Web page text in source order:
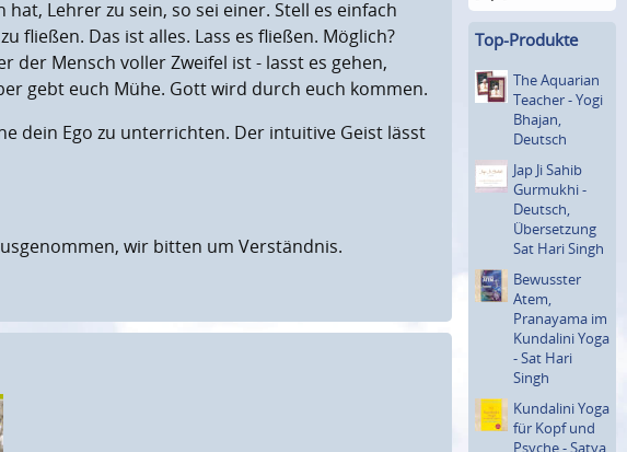
Lehrer zu sein, so sei einer. Stell es einfach
fließen. Das ist alles. Lass es fließen. Möglich?
der Mensch voller Zweifel ist - lasst es gehen,
gebt euch Mühe. Gott wird durch euch kommen.
dein Ego zu unterrichten. Der intuitive Geist lässt
wir bitten um Verständnis.
Top-Produkte
The Aquarian
Teacher - Yogi
Bhajan,
Deutsch
Jap Ji Sahib
Gurmukhi -
Deutsch,
Überset­zung
Sat Hari Singh
Bewusster
Atem,
Pranayama im
Kundalini Yoga
- Sat Hari
Singh
Kundalini Yoga
für Kopf und
Psyche - Satya